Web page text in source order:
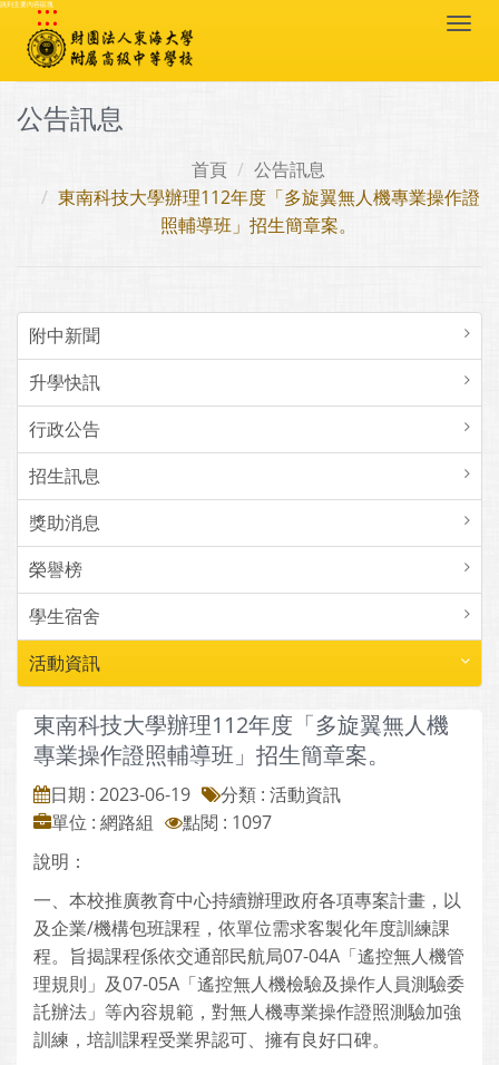
跳到主要內容區塊
:::
公告訊息
首頁
公告訊息
東南科技大學辦理112年度「多旋翼無人機專業操作證
照輔導班」招生簡章案。
附中新聞
升學快訊
行政公告
招生訊息
獎助消息
榮譽榜
學生宿舍
活動資訊
東南科技大學辦理112年度「多旋翼無人機
專業操作證照輔導班」招生簡章案。
日期 : 2023-06-19
分類 : 活動資訊
單位 : 網路組
點閱 : 1097
說明：
一、本校推廣教育中心持續辦理政府各項專案計畫，以
及企業/機構包班課程，依單位需求客製化年度訓練課
程。旨揭課程係依交通部民航局07-04A「遙控無人機管
理規則」及07-05A「遙控無人機檢驗及操作人員測驗委
託辦法」等內容規範，對無人機專業操作證照測驗加強
訓練，培訓課程受業界認可、擁有良好口碑。